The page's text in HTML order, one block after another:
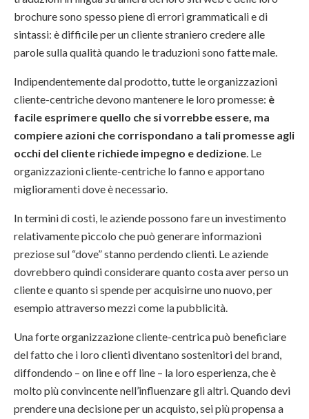
brochure sono spesso piene di errori grammaticali e di
sintassi: è difficile per un cliente straniero credere alle
parole sulla qualità quando le traduzioni sono fatte male.
Indipendentemente dal prodotto, tutte le organizzazioni
cliente-centriche devono mantenere le loro promesse: è
facile esprimere quello che si vorrebbe essere, ma
compiere azioni che corrispondano a tali promesse agli
occhi del cliente richiede impegno e dedizione . Le
organizzazioni cliente-centriche lo fanno e apportano
miglioramenti dove è necessario.
In termini di costi, le aziende possono fare un investimento
relativamente piccolo che può generare informazioni
preziose sul “dove” stanno perdendo clienti. Le aziende
dovrebbero quindi considerare quanto costa aver perso un
cliente e quanto si spende per acquisirne uno nuovo, per
esempio attraverso mezzi come la pubblicità.
Una forte organizzazione cliente-centrica può beneficiare
del fatto che i loro clienti diventano sostenitori del brand,
diffondendo – on line e off line – la loro esperienza, che è
molto più convincente nell’influenzare gli altri. Quando devi
prendere una decisione per un acquisto, sei più propensa a